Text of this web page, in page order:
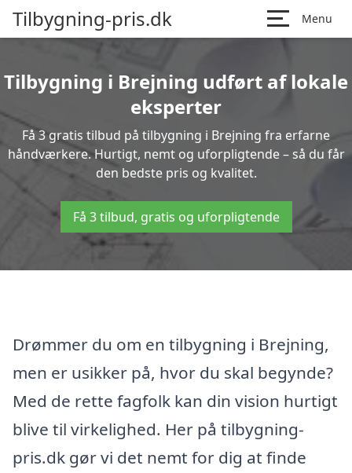
Tilbygning-pris.dk Menu
Tilbygning i Brejning udført af lokale
eksperter
Få 3 gratis tilbud på tilbygning i Brejning fra erfarne
håndværkere. Hurtigt, nemt og uforpligtende – så du får
den bedste pris og kvalitet.
Få 3 tilbud, gratis og uforpligtende
Drømmer du om en tilbygning i Brejning,
men er usikker på, hvor du skal begynde?
Med de rette fagfolk kan din vision hurtigt
blive til virkelighed. Her på tilbygning-
pris.dk gør vi det nemt for dig at finde